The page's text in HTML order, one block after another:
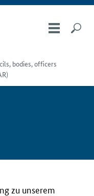
bodies, officers
zu unserem